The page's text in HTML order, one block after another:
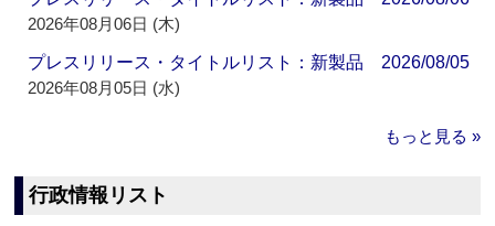
2026年08月06日 (木)
プレスリリース・タイトルリスト：新製品 2026/08/05
2026年08月05日 (水)
もっと見る »
行政情報リスト